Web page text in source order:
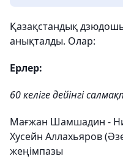
Қазақстандық
анықталды. Олар:
Ерлер:
60 келіге дейінгі
Мағжан Шамшадин -
Хусейн Аллахьяров
жеңімпазы